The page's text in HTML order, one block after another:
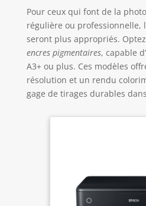
une plus grande photo !
KODAK Photo Printer et
où et à n'importe quel
options décoratives
cadres et bien
Pour ceux qui font de la
régulière ou professionnelle,
seront plus appropriés.
encres pigmentaires, capable
A3+ ou plus. Ces modèles
résolution et un rendu
gage de tirages durables